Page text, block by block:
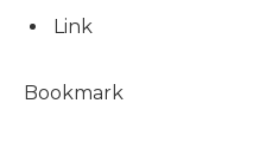
Link
Bookmark